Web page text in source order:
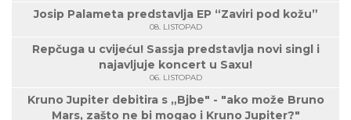
Josip Palameta predstavlja EP “Zaviri pod kožu”
08. LISTOPAD
Repčuga u cvijeću! Sassja predstavlja novi singl i
najavljuje koncert u Saxu!
06. LISTOPAD
Kruno Jupiter debitira s „Bjbe" - "ako može Bruno
Mars, zašto ne bi mogao i Kruno Jupiter?"